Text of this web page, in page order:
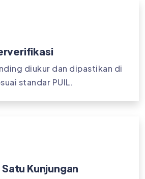
diukur dan dipastikan di
standar PUIL.
Kunjungan